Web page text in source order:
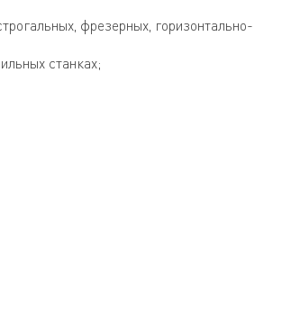
фрезерных, горизонтально-
станках;